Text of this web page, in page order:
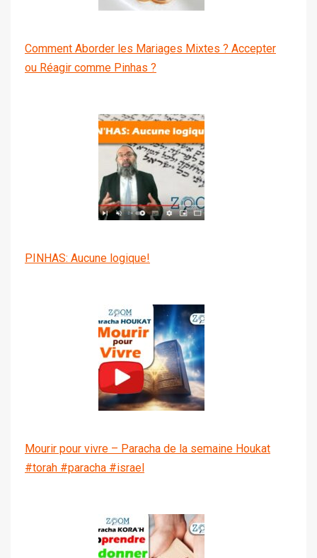
Comment Aborder les Mariages Mixtes ? Accepter
ou Réagir comme Pinhas ?
PINHAS: Aucune logique!
Mourir pour vivre – Paracha de la semaine Houkat
#torah #paracha #israel